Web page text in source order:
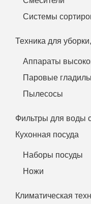
Системы
Техника для
Аппараты
Паровые
Пылесосы
Фильтры для воды
Кухонная посуда
Наборы посуды
Ножи
Климатическая